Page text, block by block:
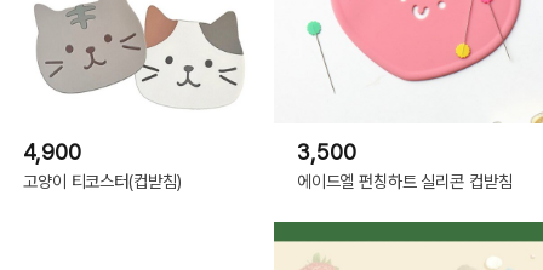
4,900
고양이 티코스터(컵받침)
3,500
에이드엘 펀칭하트 실리콘 컵받침